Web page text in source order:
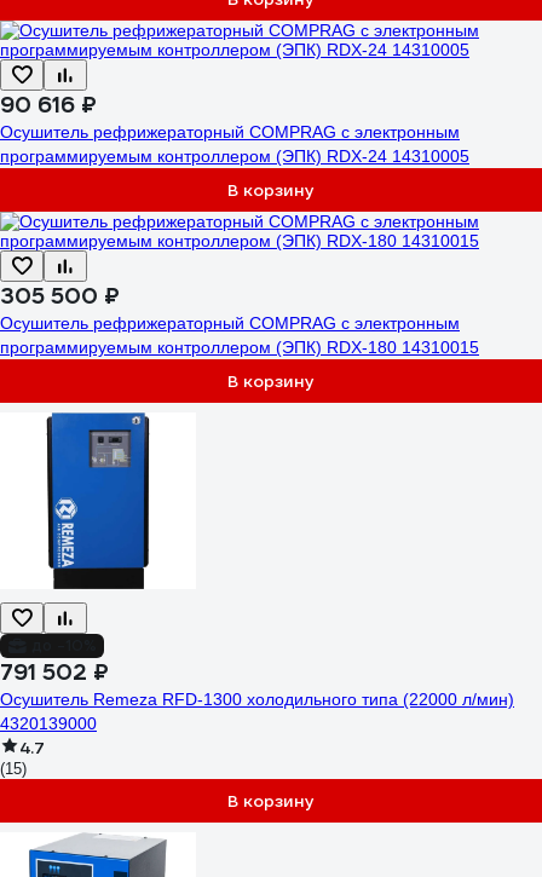
90 616 ₽
Осушитель рефрижераторный COMPRAG с электронным
программируемым контроллером (ЭПК) RDX-24 14310005
В корзину
305 500 ₽
Осушитель рефрижераторный COMPRAG с электронным
программируемым контроллером (ЭПК) RDX-180 14310015
В корзину
791 502 ₽
Осушитель Remeza RFD-1300 холодильного типа (22000 л/мин)
4320139000
4.7
(15)
В корзину